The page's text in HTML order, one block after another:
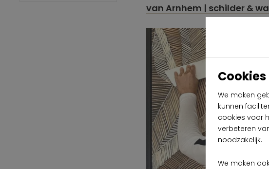
We maken
kunnen
cookies voor
verbeteren
noodzakelijk.
We maken
van Arnhem | schilder &